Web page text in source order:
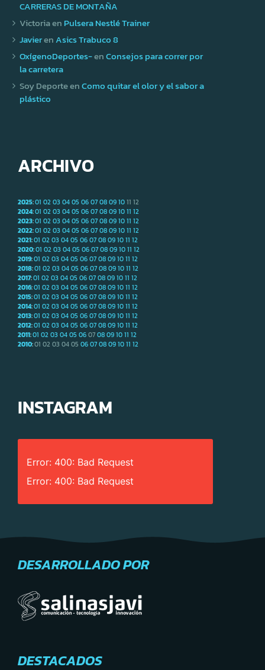
CARRERAS DE MONTAÑA
Victoriaen Pulsera Nestlé Trainer
JavierenAsics Trabuco 8
OxígenoDeportes-enConsejos para correr por
la carretera
Soy DeporteenComo quitar el olor y el sabor a
plástico
ARCHIVO
2025:01 02 030405060708091011 12
2024:01 02 030405060708091011 12
2023:01 02 030405060708091011 12
2022:01 02 030405060708091011 12
2021:01 02 030405060708091011 12
2020:01 02 030405060708091011 12
2019:01 02 030405060708091011 12
2018:01 02 030405060708091011 12
2017:01 02 030405060708091011 12
2016:01 02 030405060708091011 12
2015:01 02 030405060708091011 12
2014:01 02 030405060708091011 12
2013:01 02 030405060708091011 12
2012:01 02 030405060708091011 12
2011:01 02 030405060708091011 12
2010:01 02 03 0405 060708091011 12
INSTAGRAM
Error: 400: Bad Request
Error: 400: Bad Request
DESARROLLADO POR
DESTACADOS